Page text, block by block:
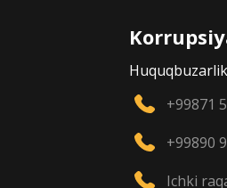
+99871
+99890
Ichki